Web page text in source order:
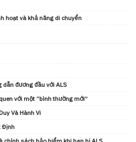
hoạt và khả năng di chuyển
dẫn đương đầu với ALS
với một “bình thường mới”
Và Hành Vi
Định